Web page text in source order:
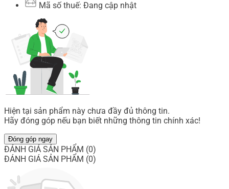
Mã số thuế: Đang cập nhật
Hiện tại sản phẩm này chưa đầy đủ thông tin.
Hãy đóng góp nếu bạn biết những thông tin chính xác!
Đóng góp ngay
ĐÁNH GIÁ SẢN PHẨM (0)
ĐÁNH GIÁ SẢN PHẨM (0)